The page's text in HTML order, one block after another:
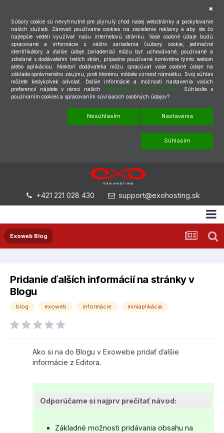
Súbory cookie sú nevyhnutné pre plynulý chod našej webstránky a poskytovanie
našich služieb. Zároveň používame cookies na zacielenie reklamy a aby ste čo
najlepšie vedeli využívať našu internetovú stránku. Vaše osobné údaje budú
spracované a informácie z vášho zariadenia (súbory cookie, jedinečné
identifikátory a ďalšie údaje zariadenia) môžu byť uchovávané, používané a
zdieľané s dodávateľmi tretích strán, prípadne používané konkrétne týmto webom
alebo aplikáciou. Niektorí dodávatelia môžu spracúvať vaše osobné údaje na
základe oprávneného záujmu, proti ktorému môžete vzniesť námietku. Svoj súhlas
môžete kedykoľvek odvolať. Ďalšie informácie a možnosti nastavenia vašich
preferencií nájdete v rámci našich Podmienok ochrany súkromia.
Súhlasíte s
používaním cookies a spracovaním súvisiacich osobných údajov?
Nesúhlasím Nastavenia
Súhlasím
+421 221 028 430 support@exohosting.sk
Exoweb Blog
Pridanie ďalších informácií na stránky v
Blogu
blog exoweb informácie miniaplikácia
Ako si na do Blogu v Exowebe pridať ďalšie
informácie z Editora.
Odporúčame si najprv prečítať návod:
Základné možnosti pridávania obsahu na